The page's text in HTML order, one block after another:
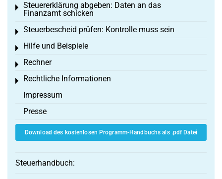
Steuererklärung abgeben: Daten an das
Finanzamt schicken
Toggle menu
Steuerbescheid prüfen: Kontrolle muss sein
Toggle menu
Hilfe und Beispiele
Toggle menu
Rechner
Toggle menu
Rechtliche Informationen
Toggle menu
Impressum
Presse
Download des kostenlosen Programm-Handbuchs als .pdf Datei
Steuerhandbuch: